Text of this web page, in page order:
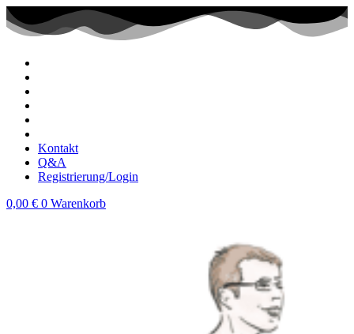
Zum
Inhalt
wechseln
Kontakt
Q&A
Registrierung/Login
0,00 € 0 Warenkorb